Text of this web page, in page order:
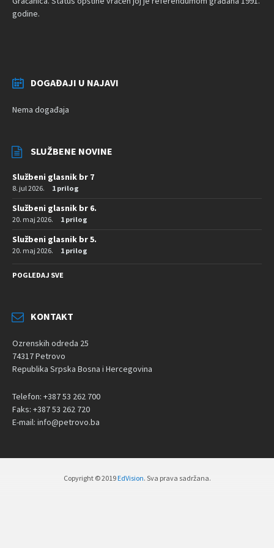
godine.
DOGAĐAJI U NAJAVI
Nema događaja
SLUŽBENE NOVINE
Službeni glasnik br 7
8. jul 2026. 1 prilog
Službeni glasnik br 6.
20. maj 2026. 1 prilog
Službeni glasnik br 5.
20. maj 2026. 1 prilog
POGLEDAJ SVE
KONTAKT
Ozrenskih odreda 25
74317 Petrovo
Republika Srpska Bosna i Hercegovina
Telefon: +387 53 262 700
Faks: +387 53 262 720
E-mail: info@petrovo.ba
Copyright © 2019 EdVision. Sva prava sadržana.